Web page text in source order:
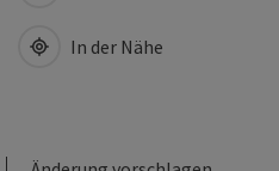
In der Nähe